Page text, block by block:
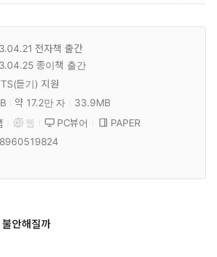
전자책 출간
종이책 출간
듣기) 지원
약 17.2만 자
33.9MB
웹 PC뷰어
PAPER
안해질까